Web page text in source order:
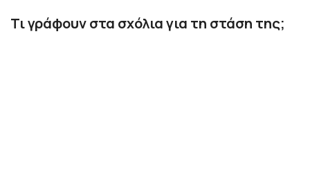
Τι γράφουν στα σχόλια για τη στάση της;